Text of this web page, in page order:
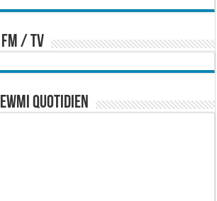
FM / TV
Quotidien